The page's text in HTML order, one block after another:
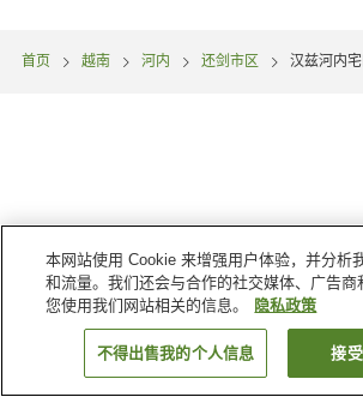
首页 越南 河内 还剑市区 汉兹河内
搜索客房
本网站使用 Cookie 来增强用户体验，并分析
和流量。我们还会与合作的社交媒体、广告商
您使用我们网站相关的信息。
隐私政策
不得出售我的个人信息 接